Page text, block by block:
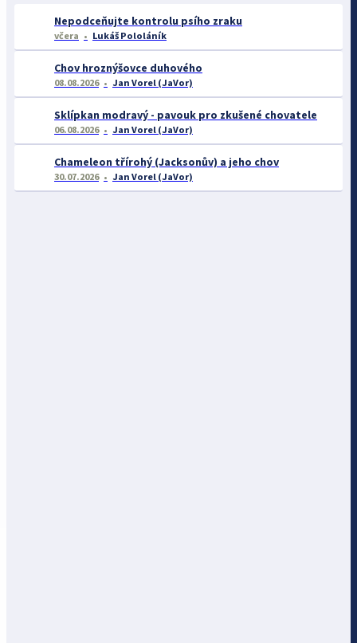
Nepodceňujte kontrolu psího zraku
včera Lukáš Pololáník
Chov hroznýšovce duhového
08.08.2026 Jan Vorel (JaVor)
Sklípkan modravý - pavouk pro zkušené chovatele
06.08.2026 Jan Vorel (JaVor)
Chameleon třírohý (Jacksonův) a jeho chov
30.07.2026 Jan Vorel (JaVor)